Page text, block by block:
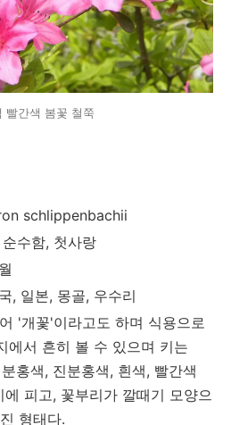
빨간색 봄꽃 철쭉
schlippenbachii
수함, 첫사랑
, 일본, 몽골, 우수리
'개꽃'이라고도 하며 식용으로
에서 흔히 볼 수 있으며 키는
홍색, 진분홍색, 흰색, 빨간색
피고, 꽃부리가 깔때기 모양으
형태다.